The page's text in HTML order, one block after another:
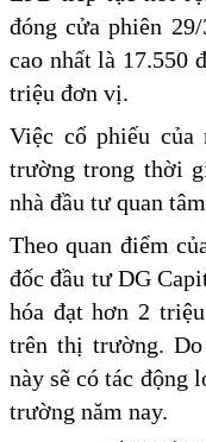
đóng cửa phiên
cao nhất là 17.550
triệu đơn vị.
Việc cổ phiếu của
trường trong thời
nhà đầu tư quan
Theo quan điểm
đốc đầu tư DG
hóa đạt hơn 2
trên thị trường. Do
này sẽ có tác động
trường năm nay.